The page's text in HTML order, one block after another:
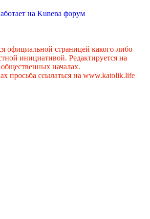
на Kunena форум
официальной страницей какого-либо
инициативой. Редактируется на
общественных началах.
просьба ссылаться на www.katolik.life